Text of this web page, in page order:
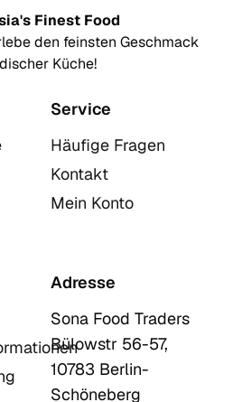
Finest Food
den feinsten Geschmack
Küche!
Service
Häufige Fragen
Kontakt
Mein Konto
Adresse
Sona Food Traders
Bülowstr 56-57,
10783 Berlin-
Schöneberg